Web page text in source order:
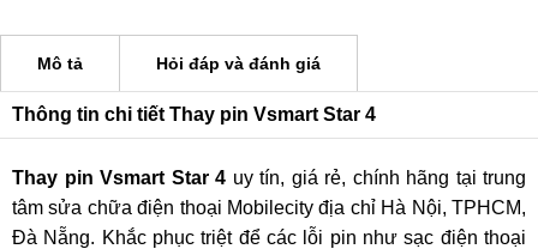
Mô tả Hỏi đáp và đánh giá
Thông tin chi tiết Thay pin Vsmart Star 4
Thay pin Vsmart Star 4 uy tín, giá rẻ, chính hãng tại trung
tâm sửa chữa điện thoại Mobilecity địa chỉ Hà Nội, TPHCM,
Đà Nẵng. Khắc phục triệt để các lỗi pin như sạc điện thoại